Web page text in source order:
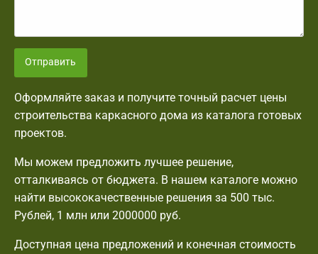
Отправить
Оформляйте заказ и получите точный расчет цены
строительства каркасного дома из каталога готовых
проектов.
Мы можем предложить лучшее решение,
отталкиваясь от бюджета. В нашем каталоге можно
найти высококачественные решения за 500 тыс.
Рублей, 1 млн или 2000000 руб.
Доступная цена предложений и конечная стоимость